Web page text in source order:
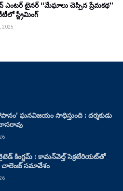
ఎంటర్ టైనర్ “మేఘాలు చెప్పిన ప్రేమకథ”
స్ట్రీమింగ్
2025
ఘనవిజయం సాధిస్తుంది : దర్శకుడు
కింగ్డమ్ : కామన్‌వెల్త్ సెక్రటేరియట్‌తో
చాలెంజ్ సమావేశం